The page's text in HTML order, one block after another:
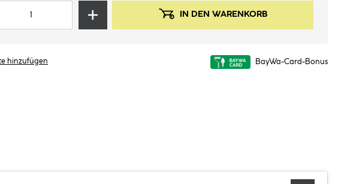
IN DEN WARENKORB
hinzufügen BayWa-Card-Bonus